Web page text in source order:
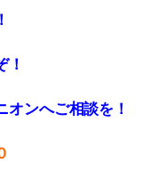
！
ンへご相談を！